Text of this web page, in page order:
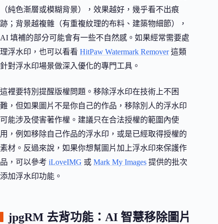
（純色漸層或模糊背景），效果越好，幾乎看不出痕
跡；背景越複雜（有重複紋理的布料、建築物細節），
AI 填補的部分可能會有一些不自然感。如果經常需要處
理浮水印，也可以看看 HitPaw Watermark Remover這類
針對浮水印場景做深入優化的專門工具。
這裡要特別提醒版權問題。移除浮水印在技術上不困
難，但如果圖片不是你自己的作品，移除別人的浮水印
可能涉及侵害著作權。建議只在合法授權的範圍內使
用，例如移除自己作品的浮水印，或是已經取得授權的
素材。反過來說，如果你想幫圖片加上浮水印來保護作
品，可以參考 iLoveIMG 或 Mark My Images 提供的批次
添加浮水印功能。
jpgRM 去背功能：AI 智慧移除圖片